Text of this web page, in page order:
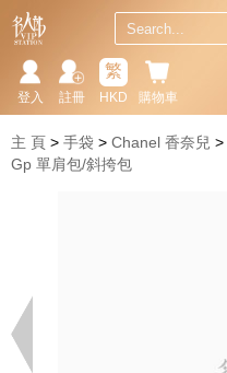
購物車
繁
HKD
註冊
登入
主 頁 手袋 Chanel 香奈兒
Gp 單肩包/斜挎包